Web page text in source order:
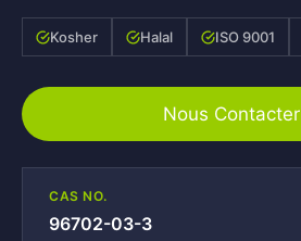
Kosher Halal ISO 9001
Nous Contacter
CAS NO.
96702-03-3